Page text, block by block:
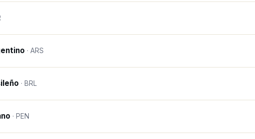
· ARS
· BRL
· PEN